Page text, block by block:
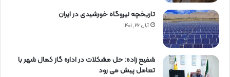
تاریخچه نیروگاه خورشیدی در ایران
آبان ۲۶, ۱۴۰۱
شفیع زاده: حل مشکلات در اداره گاز کمال شهر با
تعامل پیش می رود